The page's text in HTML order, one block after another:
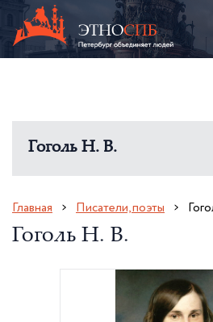
Гоголь Н. В.
Главная Писатели, поэты
Гоголь Н. В.